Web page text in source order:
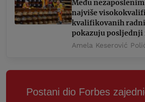
Među
najviše
kvalifikovanih
pokazuju
Amela Keserović
Postani dio Forbes